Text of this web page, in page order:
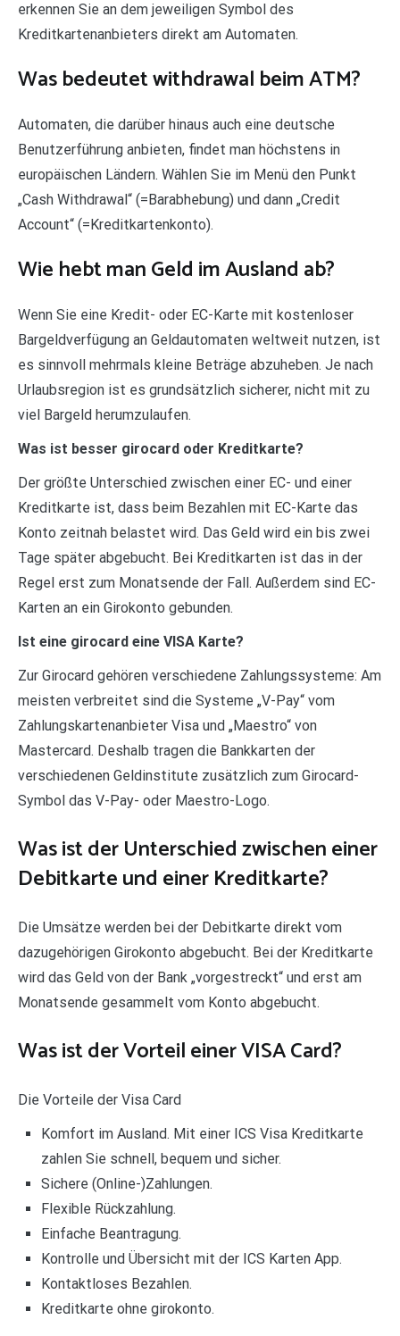
erkennen Sie an dem jeweiligen Symbol des
Kreditkartenanbieters direkt am Automaten.
Was bedeutet withdrawal beim ATM?
Automaten, die darüber hinaus auch eine deutsche
Benutzerführung anbieten, findet man höchstens in
europäischen Ländern. Wählen Sie im Menü den Punkt
„Cash Withdrawal“ (=Barabhebung) und dann „Credit
Account“ (=Kreditkartenkonto).
Wie hebt man Geld im Ausland ab?
Wenn Sie eine Kredit- oder EC-Karte mit kostenloser
Bargeldverfügung an Geldautomaten weltweit nutzen, ist
es sinnvoll mehrmals kleine Beträge abzuheben. Je nach
Urlaubsregion ist es grundsätzlich sicherer, nicht mit zu
viel Bargeld herumzulaufen.
Was ist besser girocard oder Kreditkarte?
Der größte Unterschied zwischen einer EC- und einer
Kreditkarte ist, dass beim Bezahlen mit EC-Karte das
Konto zeitnah belastet wird. Das Geld wird ein bis zwei
Tage später abgebucht. Bei Kreditkarten ist das in der
Regel erst zum Monatsende der Fall. Außerdem sind EC-
Karten an ein Girokonto gebunden.
Ist eine girocard eine VISA Karte?
Zur Girocard gehören verschiedene Zahlungssysteme: Am
meisten verbreitet sind die Systeme „V-Pay“ vom
Zahlungskartenanbieter Visa und „Maestro“ von
Mastercard. Deshalb tragen die Bankkarten der
verschiedenen Geldinstitute zusätzlich zum Girocard-
Symbol das V-Pay- oder Maestro-Logo.
Was ist der Unterschied zwischen einer
Debitkarte und einer Kreditkarte?
Die Umsätze werden bei der Debitkarte direkt vom
dazugehörigen Girokonto abgebucht. Bei der Kreditkarte
wird das Geld von der Bank „vorgestreckt“ und erst am
Monatsende gesammelt vom Konto abgebucht.
Was ist der Vorteil einer VISA Card?
Die Vorteile der Visa Card
Komfort im Ausland. Mit einer ICS Visa Kreditkarte
zahlen Sie schnell, bequem und sicher.
Sichere (Online-)Zahlungen.
Flexible Rückzahlung.
Einfache Beantragung.
Kontrolle und Übersicht mit der ICS Karten App.
Kontaktloses Bezahlen.
Kreditkarte ohne girokonto.